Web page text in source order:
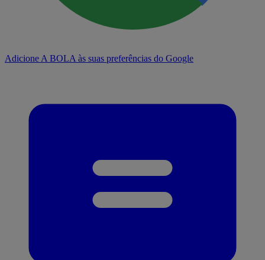
Adicione A BOLA às suas preferências do Google